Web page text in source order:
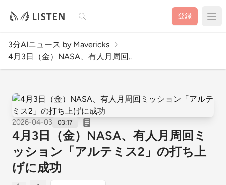
検索 登録
3分AIニュース by Mavericks
4月3日（金）NASA、有人月周回..
2026-04-03 03:17
4月3日（金）NASA、有人月周回ミ
ッション「アルテミス2」の打ち上
げに成功